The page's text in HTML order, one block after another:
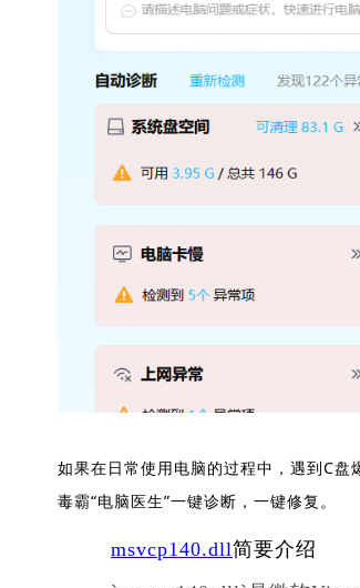
如果在日常使用电脑的过程中，遇到C盘
毒霸“电脑医生”一键诊断，一键修复。
msvcp140.dll简要介绍